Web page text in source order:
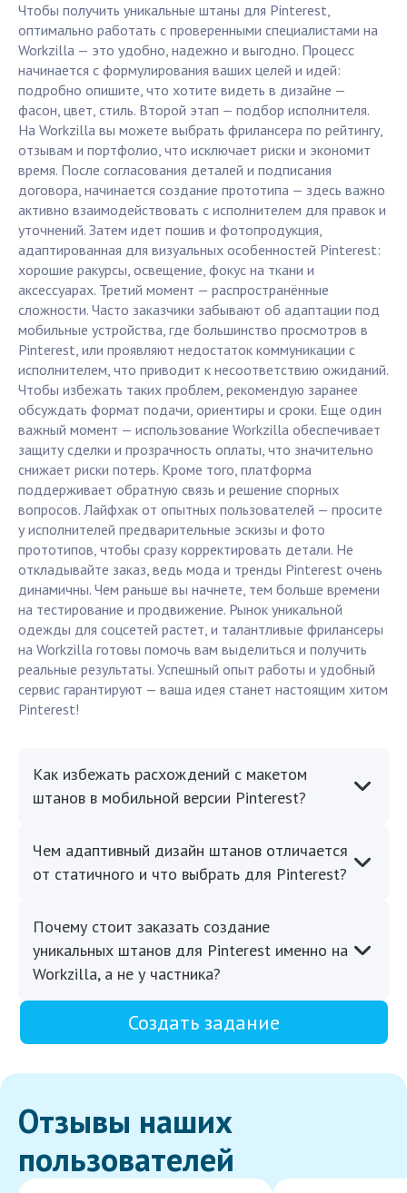
Чтобы получить уникальные штаны для Pinterest,
оптимально работать с проверенными специалистами на
Workzilla — это удобно, надежно и выгодно. Процесс
начинается с формулирования ваших целей и идей:
подробно опишите, что хотите видеть в дизайне —
фасон, цвет, стиль. Второй этап — подбор исполнителя.
На Workzilla вы можете выбрать фрилансера по рейтингу,
отзывам и портфолио, что исключает риски и экономит
время. После согласования деталей и подписания
договора, начинается создание прототипа — здесь важно
активно взаимодействовать с исполнителем для правок и
уточнений. Затем идет пошив и фотопродукция,
адаптированная для визуальных особенностей Pinterest:
хорошие ракурсы, освещение, фокус на ткани и
аксессуарах. Третий момент — распространённые
сложности. Часто заказчики забывают об адаптации под
мобильные устройства, где большинство просмотров в
Pinterest, или проявляют недостаток коммуникации с
исполнителем, что приводит к несоответствию ожиданий.
Чтобы избежать таких проблем, рекомендую заранее
обсуждать формат подачи, ориентиры и сроки. Еще один
важный момент — использование Workzilla обеспечивает
защиту сделки и прозрачность оплаты, что значительно
снижает риски потерь. Кроме того, платформа
поддерживает обратную связь и решение спорных
вопросов. Лайфхак от опытных пользователей — просите
у исполнителей предварительные эскизы и фото
прототипов, чтобы сразу корректировать детали. Не
откладывайте заказ, ведь мода и тренды Pinterest очень
динамичны. Чем раньше вы начнете, тем больше времени
на тестирование и продвижение. Рынок уникальной
одежды для соцсетей растет, и талантливые фрилансеры
на Workzilla готовы помочь вам выделиться и получить
реальные результаты. Успешный опыт работы и удобный
сервис гарантируют — ваша идея станет настоящим хитом
Pinterest!
Как избежать расхождений с макетом
штанов в мобильной версии Pinterest?
Чем адаптивный дизайн штанов отличается
от статичного и что выбрать для Pinterest?
Почему стоит заказать создание
уникальных штанов для Pinterest именно на
Workzilla, а не у частника?
Создать задание
Отзывы наших
пользователей